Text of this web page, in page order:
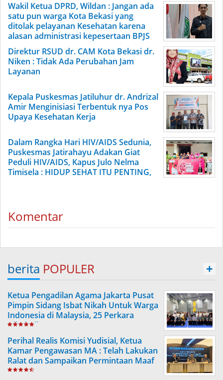
Wakil Ketua DPRD, Wildan : Jangan ada
satu pun warga Kota Bekasi yang
ditolak pelayanan Kesehatan karena
alasan administrasi kepesertaan BPJS
Direktur RSUD dr. CAM Kota Bekasi dr.
Niken : Tidak Ada Perubahan Jam
Layanan
Kepala Puskesmas Jatiluhur dr. Andrizal
Amir Menginisiasi Terbentuk nya Pos
Upaya Kesehatan Kerja
Dalam Rangka Hari HIV/AIDS Sedunia,
Puskesmas Jatirahayu Adakan Giat
Peduli HIV/AIDS, Kapus Julo Nelma
Timisela : HIDUP SEHAT ITU PENTING,
Komentar
berita POPULER +
Ketua Pengadilan Agama Jakarta Pusat
Pimpin Sidang Isbat Nikah Untuk Warga
Indonesia di Malaysia, 25 Perkara
Dikabulkan
Perihal Realis Komisi Yudisial, Ketua
Kamar Pengawasan MA : Telah Lakukan
Ralat dan Sampaikan Permintaan Maaf